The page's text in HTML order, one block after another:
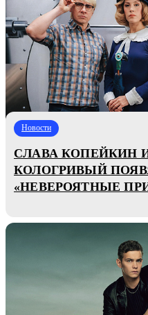
Новости
СЛАВА КОПЕЙКИН
КОЛОГРИВЫЙ
«НЕВЕРОЯТНЫЕ